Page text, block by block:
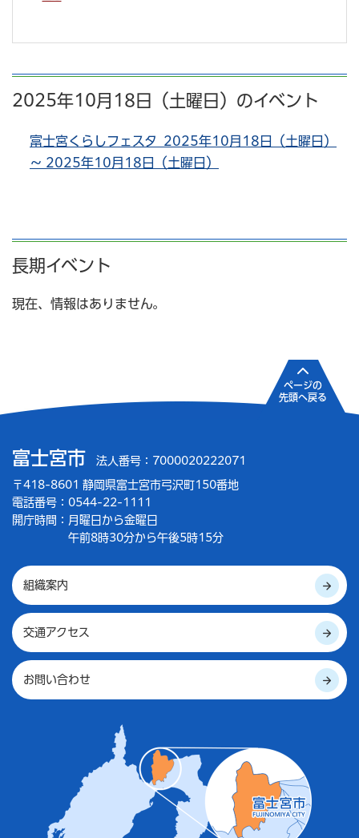
2025年10月18日（土曜日）のイベント
富士宮くらしフェスタ 2025年10月18日（土曜日）
～ 2025年10月18日（土曜日）
長期イベント
現在、情報はありません。
富士宮市 法人番号：7000020222071
〒418-8601 静岡県富士宮市弓沢町150番地
電話番号：0544-22-1111
開庁時間： 月曜日から金曜日
午前8時30分から午後5時15分
組織案内
交通アクセス
お問い合わせ
ページの
先頭へ戻る